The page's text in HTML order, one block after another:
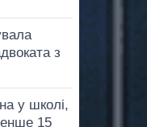
з
у школі,
15